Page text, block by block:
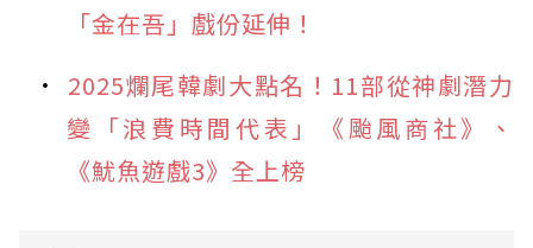
「金在吾」戲份延伸！
2025爛尾韓劇大點名！11部從神劇潛力
變「浪費時間代表」《颱風商社》、
《魷魚遊戲3》全上榜